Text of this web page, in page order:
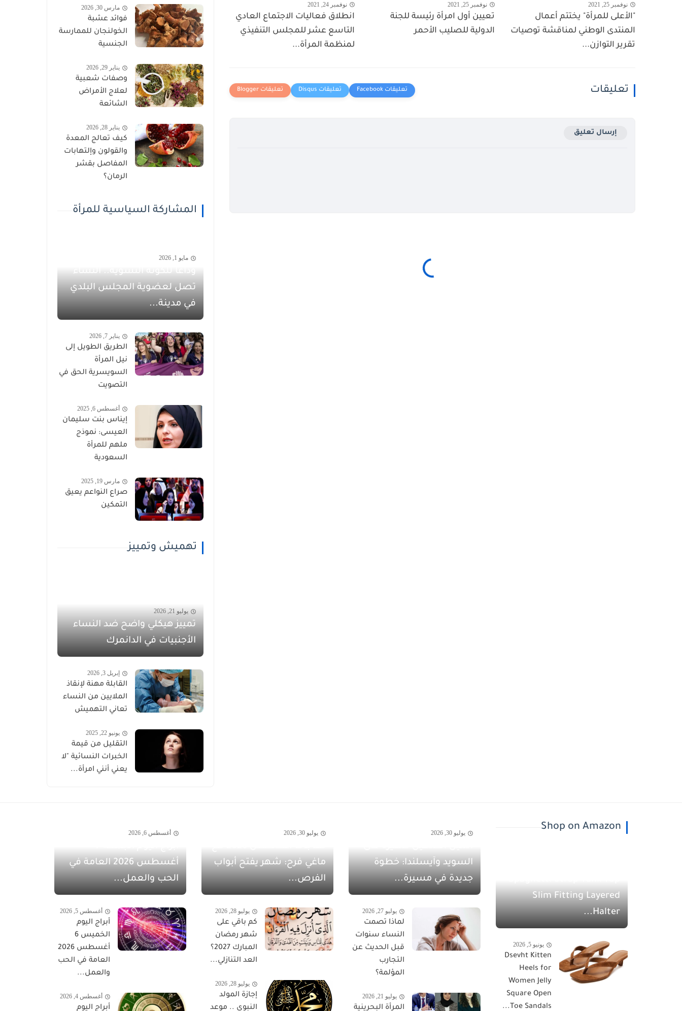
نوفمبر 25, 2021
"الأعلى للمرأة" يختتم أعمال
المنتدى الوطني لمناقشة توصيات
تقرير التوازن...
نوفمبر 25, 2021
تعيين أول امرأة رئيسة للجنة
الدولية للصليب الأحمر
نوفمبر 24, 2021
انطلاق فعاليات الاجتماع العادي
التاسع عشر للمجلس التنفيذي
لمنظمة المرأة...
تعليقات
إرسال تعليق
مارس 30, 2026
فوائد عشبة
الخولنجان للممارسة
الجنسية
يناير 29, 2026
وصفات شعبية
لعلاج الأمراض
الشائعة
يناير 28, 2026
كيف تعالج المعدة
والقولون وإلتهابات
المفاصل بقشر
الرمان؟
المشاركة السياسية للمرأة
مايو 1, 2026
وداعاً للكوتة النسوية.. النساء
تصل لعضوية المجلس البلدي
في مدينة...
يناير 7, 2026
الطريق الطويل إلى
نيل المرأة
السويسرية الحق في
التصويت
أغسطس 6, 2025
إيناس بنت سليمان
العيسى: نموذج
ملهم للمرأة
السعودية
مارس 19, 2025
صراع النواعم يعيق
التمكين
تهميش وتمييز
يوليو 21, 2026
تمييز هيكلي واضح ضد النساء
الأجنبيات في الدانمرك
إبريل 3, 2026
القابلة مهنة لإنقاذ
الملايين من النساء
تعاني التهميش
يونيو 22, 2025
التقليل من قيمة
الخبرات النسائية "لا
يعني أنني امرأة...
Shop on Amazon
Slim Fitting Layered
Halter...
يونيو 5, 2026
Dsevht Kitten
Heels for
Women Jelly
Square Open
Toe Sandals...
يوليو 30, 2026
السويد وآيسلندا: خطوة
جديدة في مسيرة...
يوليو 27, 2026
لماذا تصمت
النساء سنوات
قبل الحديث عن
التجارب
المؤلمة؟
يوليو 21, 2026
المرأة البحرينية
يوليو 30, 2026
ماغي فرح: شهر يفتح أبواب
الفرص...
يوليو 28, 2026
كم باقي على
شهر رمضان
المبارك 2027؟
العد التنازلي...
يوليو 28, 2026
إجازة المولد
النبوي .. موعد
أغسطس 6, 2026
أغسطس 2026 العامة في
الحب والعمل...
أغسطس 5, 2026
أبراج اليوم
الخميس 6
أغسطس 2026
العامة في الحب
والعمل...
أغسطس 4, 2026
أبراج اليوم